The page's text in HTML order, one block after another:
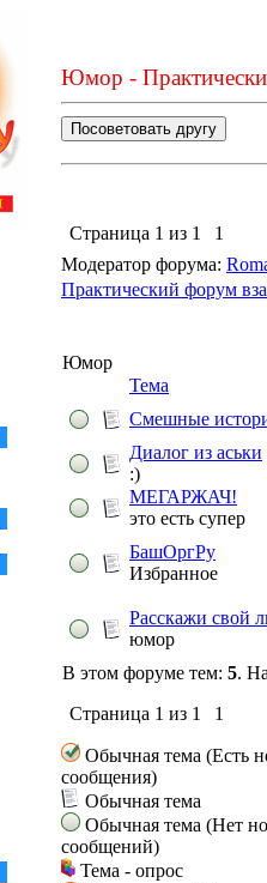
Юмор -
Страница 1 из 1
1
Модератор форума:
Практический форум
Юмор
Тема
Смешные
Диалог из аськи
:)
МЕГАРЖАЧ!
это есть супер
БашОргРу
Избранное
Расскажи свой
юмор
В этом форуме тем: 5.
Страница 1 из 1 1
Обычная тема (Есть
сообщения)
Обычная тема
Обычная тема (Нет
сообщений)
Тема - опрос